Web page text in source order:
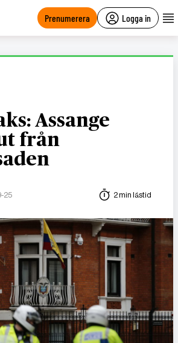
Prenumerera Logga in
Assange
från
25 2 min lästid